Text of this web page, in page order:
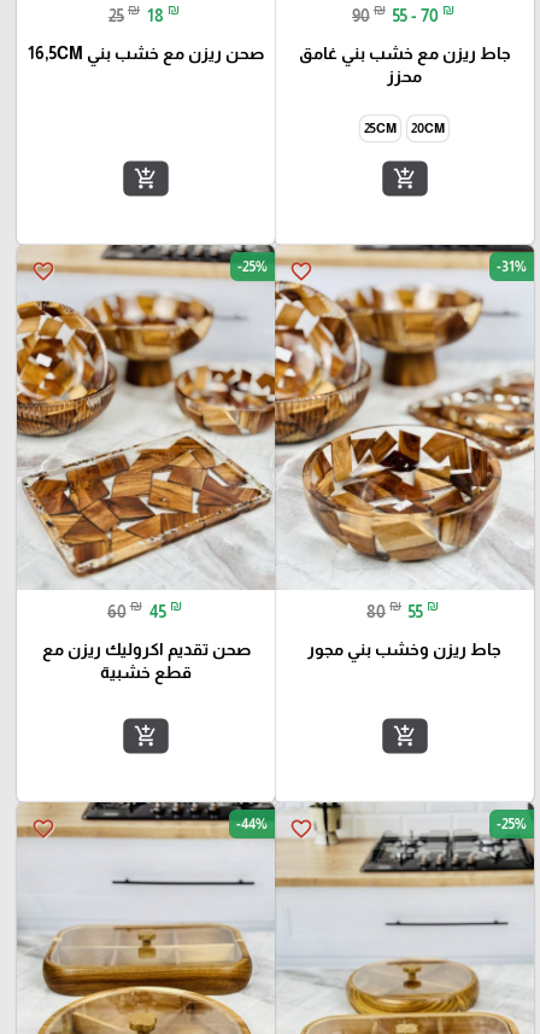
90 ₪ 55 - 70 ₪
جاط ريزن مع خشب بني غامق
محزز
20CM
25CM
add_shopping_cart
25 ₪ 18 ₪
صحن ريزن مع خشب بني 16,5CM
add_shopping_cart
favorite_border -31%
80 ₪ 55 ₪
جاط ريزن وخشب بني مجور
add_shopping_cart
favorite_border -25%
60 ₪ 45 ₪
صحن تقديم اكروليك ريزن مع
قطع خشبية
add_shopping_cart
favorite_border -25%
favorite_border -44%